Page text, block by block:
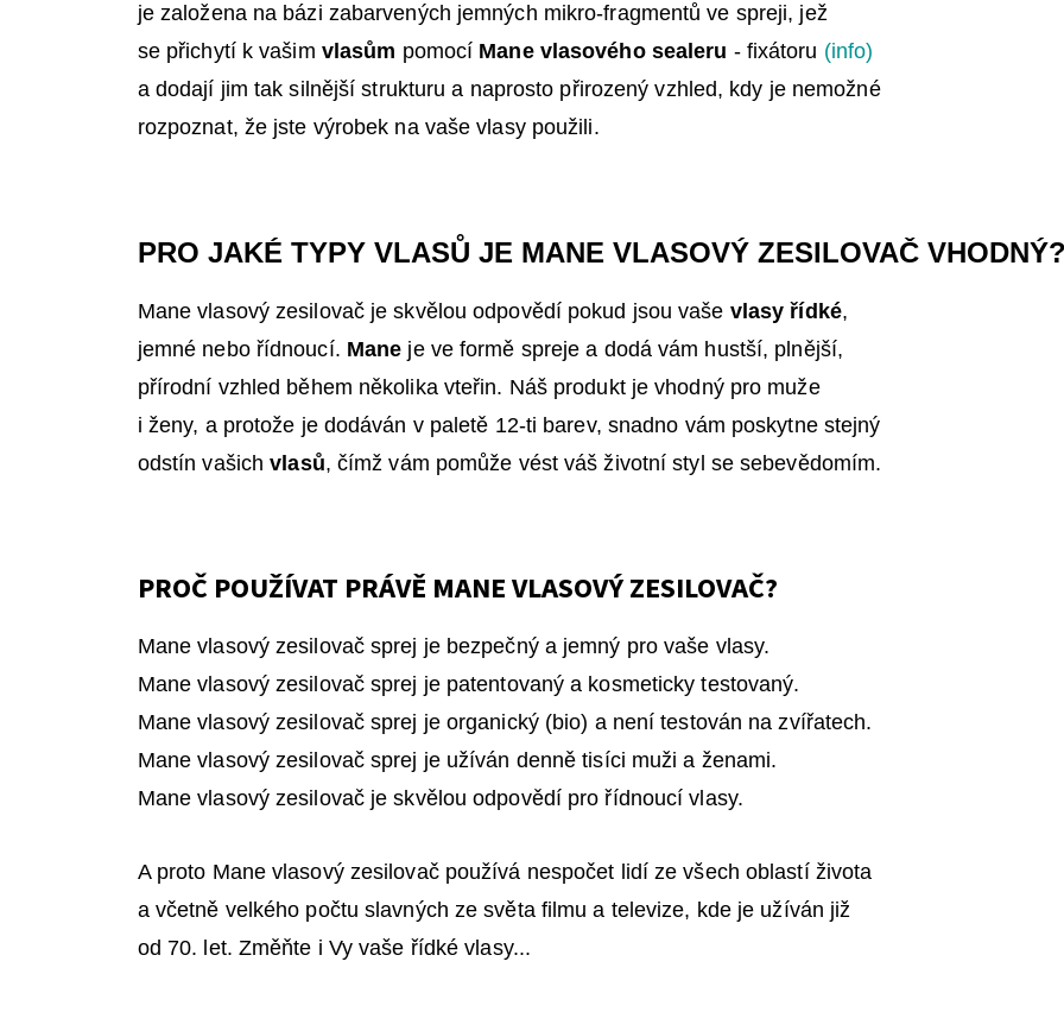
je založena na bázi zabarvených jemných mikro-fragmentů ve spreji, jež
se přichytí k vašim vlasům pomocí Mane vlasového sealeru - fixátoru (info)
a dodají jim tak silnější strukturu a naprosto přirozený vzhled, kdy je nemožné
rozpoznat, že jste výrobek na vaše vlasy použili.
PRO JAKÉ TYPY VLASŮ JE MANE VLASOVÝ ZESILOVAČ VHODNÝ?
Mane vlasový zesilovač je skvělou odpovědí pokud jsou vaše vlasy řídké,
jemné nebo řídnoucí. Mane je ve formě spreje a dodá vám hustší, plnější,
přírodní vzhled během několika vteřin. Náš produkt je vhodný pro muže
i ženy, a protože je dodáván v paletě 12-ti barev, snadno vám poskytne stejný
odstín vašichvlasů, čímž vám pomůže vést váš životní styl se sebevědomím.
PROČ POUŽÍVAT PRÁVĚ MANE VLASOVÝ ZESILOVAČ?
Mane vlasový zesilovač sprej je bezpečný a jemný pro vaše vlasy.
Mane vlasový zesilovač sprej je patentovaný a kosmeticky testovaný.
Mane vlasový zesilovač sprej je organický (bio) a není testován na zvířatech.
Mane vlasový zesilovač sprej je užíván denně tisíci muži a ženami.
Mane vlasový zesilovač je skvělou odpovědí pro řídnoucí vlasy.
A proto Mane vlasový zesilovač používá nespočet lidí ze všech oblastí života
a včetně velkého počtu slavných ze světa filmu a televize, kde je užíván již
od 70. let. Změňte i Vy vaše řídké vlasy...